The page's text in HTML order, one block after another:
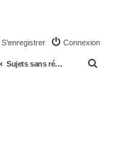
Connexion
S’enregistrer
Sujets sans réponse